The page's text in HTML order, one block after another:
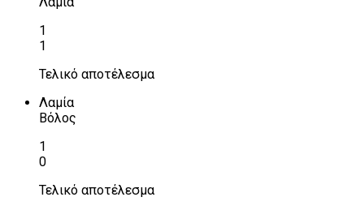
1
1
Τελικό αποτέλεσμα
Λαμία
Βόλος
1
0
Τελικό αποτέλεσμα